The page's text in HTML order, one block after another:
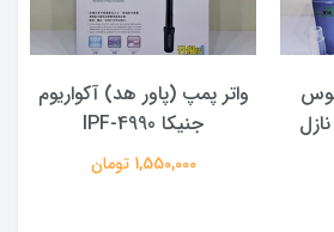
C5501F (به همراه 1 نازل
واتر پمپ (پاور هد) آکواریوم
جنیکا IPF-4990
1,550,000 تومان